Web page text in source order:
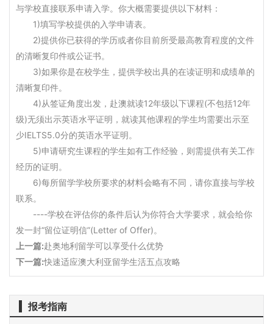
与学校直接联系申请入学。你大概需要提供以下材料：
1)填写学校提供的入学申请表。
2)提供你已获得的学历或者你目前所受最高教育程度的文件
的清晰复印件或公证书。
3)如果你是在校学生，提供学校出具的在读证明和成绩单的
清晰复印件。
4)从签证角度出发，赴澳就读12年级以下课程(不包括12年
级)无须出示英语水平证明，就读其他课程的学生均需要出示至
少IELTS5.0分的英语水平证明。
5)申请研究生课程的学生如有工作经验，则需提供有关工作
经历的证明。
6)每所留学学校所要求的材料会略有不同，请你直接与学校
联系。
----学校在评估你的条件后认为你符合大学要求，就会给你
发一封“留位证明信”(Letter of Offer)。
上一篇:赴奥地利留学可以享受什么优势
下一篇:快速适应澳大利亚留学生活五点攻略
报考指南